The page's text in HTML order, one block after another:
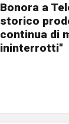
Bonora a
storico
continua di
ininterrotti"